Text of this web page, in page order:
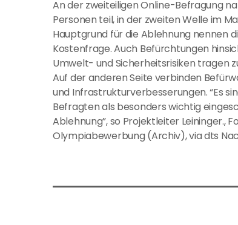
An der zweiteiligen Online-Befragung
Personen teil, in der zweiten Welle im
Hauptgrund für die Ablehnung nennen
Kostenfrage. Auch Befürchtungen
Umwelt- und Sicherheitsrisiken tragen
Auf der anderen Seite verbinden
und Infrastrukturverbesserungen. “Es
Befragten als besonders wichtig
Ablehnung”, so Projektleiter Leininger.,
Olympiabewerbung (Archiv), via dts